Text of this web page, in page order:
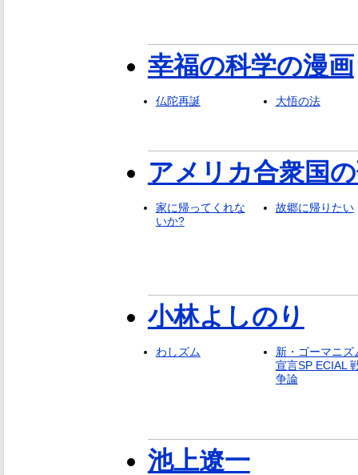
幸福の科学の漫画
仏陀再誕 大悟の法
アメリカ合衆国
家に帰ってくれな
いか?
故郷に帰りたい
小林よしのり
わしズム
新・ゴーマニズ
宣言SP ECIAL
争論
池上遼一